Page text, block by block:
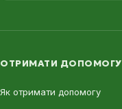
ОТРИМАТИ ДОПОМОГУ
Як отримати допомогу